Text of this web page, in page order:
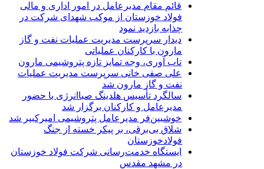
قائم مقام مدیرعامل در امور اداری و مالی
فولاد خوزستان از موکب شهدای شرکت در
چذابه بازدید نمود
دیدار سرپرست مدیریت عملیات نفت و گاز
مارون با کارکنان عملیاتی
تاب آوری، وجه تمایز تازه پتروشیمی مارون
علی صفی خانی سرپرست مدیریت عملیات
نفت و گاز مارون شد
سالگرد تأسیس هلدینگ صباانرژی با حضور
مدیرعامل و کارکنان برگزار شد
خوشبین‌فر مدیرعامل پتروشیمی امیرکبیر شد
شلاق‌ بی‌برقی، بر پیکر خسته‌ از جنگ
فولادخوزستان
ایستگاه خدمت‌رسانی شرکت فولاد خوزستان
در مشهد مقدس